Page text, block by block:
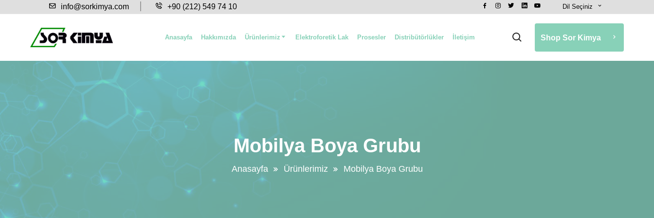
info@sorkimya.com +90 (212) 549 74 10 Dil Seçiniz
Anasayfa Hakkımızda Ürünlerimiz Elektroforetik Lak Prosesler Distribütörlükler İletişim Shop Sor Kimya
Mobilya Boya Grubu
Anasayfa Ürünlerimiz Mobilya Boya Grubu